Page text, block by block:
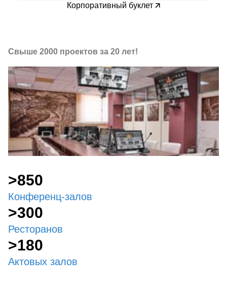
Корпоративный буклет
Свыше 2000 проектов за 20 лет!
>850
Конференц-залов
>300
Ресторанов
>180
Актовых залов